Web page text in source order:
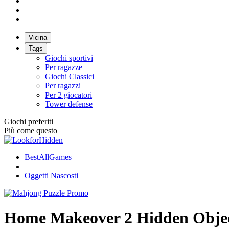
Vicina
Tags
Giochi sportivi
Per ragazze
Giochi Classici
Per ragazzi
Per 2 giocatori
Tower defense
Giochi preferiti
Più come questo
BestAllGames
Oggetti Nascosti
Home Makeover 2 Hidden